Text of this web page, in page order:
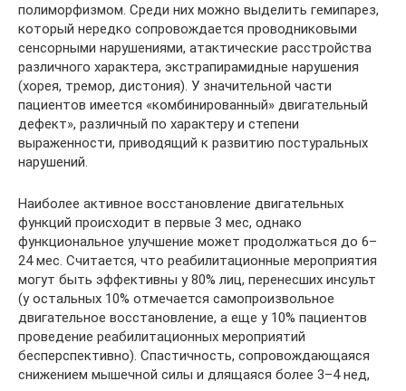
полиморфизмом. Среди них можно выделить гемипарез,
который нередко сопровождается проводниковыми
сенсорными нарушениями, атактические расстройства
различного характера, экстрапирамидные нарушения
(хорея, тремор, дистония). У значительной части
пациентов имеется «комбинированный» двигательный
дефект», различный по характеру и степени
выраженности, приводящий к развитию постуральных
нарушений.
Наиболее активное восстановление двигательных
функций происходит в первые 3 мес, однако
функциональное улучшение может продолжаться до 6–
24 мес. Считается, что реабилитационные мероприятия
могут быть эффективны у 80% лиц, перенесших инсульт
(у остальных 10% отмечается самопроизвольное
двигательное восстановление, а еще у 10% пациентов
проведение реабилитационных мероприятий
бесперспективно). Спастичность, сопровождающаяся
снижением мышечной силы и длящаяся более 3–4 нед,